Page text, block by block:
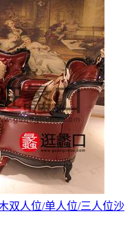
双人位/单人位/三人位沙